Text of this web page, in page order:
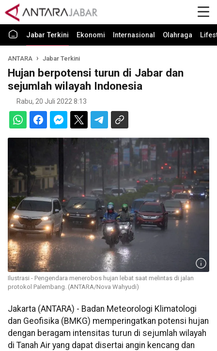
Jabar Terkini Ekonomi Internasional Olahraga
ANTARA Jabar Terkini
Hujan berpotensi turun di Jabar dan
sejumlah wilayah Indonesia
Rabu, 20 Juli 2022 8:13
Ilustrasi - Pengendara menerobos hujan lebat saat melintas di jalan
protokol Palembang. (ANTARA/Nova Wahyudi)
Jakarta (ANTARA) - Badan Meteorologi Klimatologi
dan Geofisika (BMKG) memperingatkan potensi hujan
dengan beragam intensitas turun di sejumlah wilayah
di Tanah Air yang dapat disertai angin kencang dan